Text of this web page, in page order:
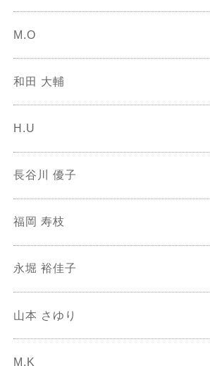
M.O
和田 大輔
H.U
長谷川 優子
福岡 寿枝
永堀 裕佳子
山本 さゆり
M.K